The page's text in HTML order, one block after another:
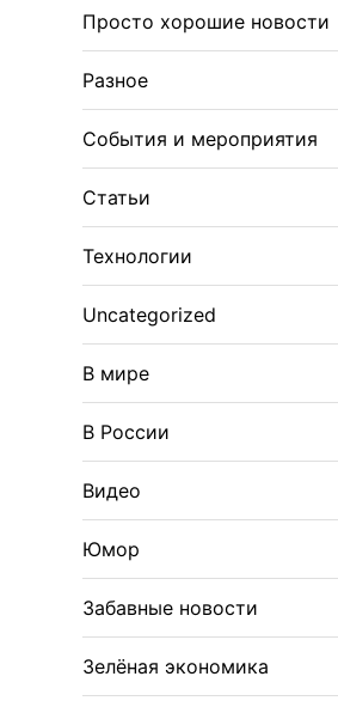
Просто хорошие новости
Разное
События и мероприятия
Статьи
Технологии
Uncategorized
В мире
В России
Видео
Юмор
Забавные новости
Зелёная экономика